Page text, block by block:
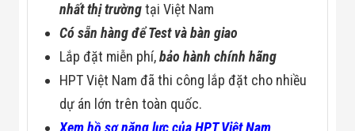
nhất thị trườngtại Việt Nam
Có sẵn hàng để Test và bàn giao
Lắp đặt miễn phí,bảo hành chính hãng
HPT Việt Nam đã thi công lắp đặt cho nhiều
dự án lớn trên toàn quốc.
Xem hồ sơ năng lực của HPT Việt Nam